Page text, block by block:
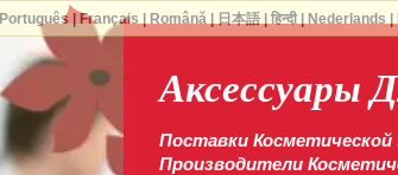
Аксессуары
Поставки Косметической
Производители
Português Français Română| 日本語| हिन्दी| Nederlands